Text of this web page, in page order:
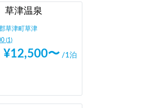
津温泉
草津町草津
(1 )
¥12,500〜 /1泊